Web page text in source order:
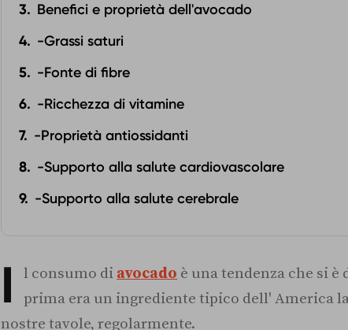
Benefici e proprietà dell'avocado
-Grassi saturi
-Fonte di fibre
-Ricchezza di vitamine
-Proprietà antiossidanti
-Supporto alla salute cardiovascolare
-Supporto alla salute cerebrale
I l consumo di avocado è una tendenza che si
prima era un ingrediente tipico dell' America
nostre tavole, regolarmente.